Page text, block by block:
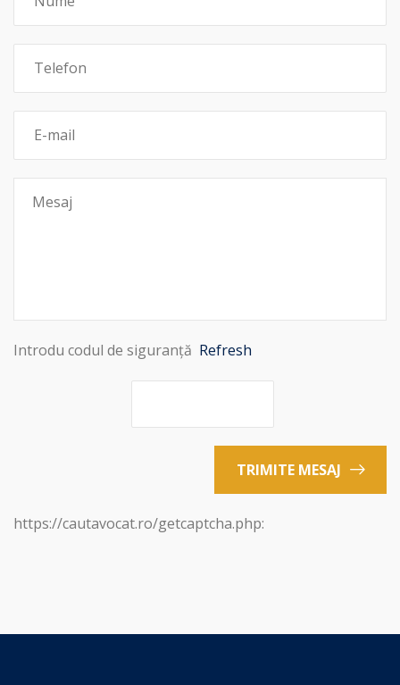
Introdu codul de siguranță Refresh
TRIMITE MESAJ
https://cautavocat.ro/getcaptcha.php: